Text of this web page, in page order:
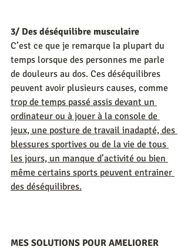
3/ Des déséquilibre musculaire
C’est ce que je remarque la plupart du
temps lorsque des personnes me parle
de douleurs au dos. Ces déséquilibres
peuvent avoir plusieurs causes, comme
trop de temps passé assis devant un
ordinateur ou à jouer à la console de
jeux, une posture de travail inadapté, des
blessures sportives ou de la vie de tous
les jours, un manque d’activité ou bien
même certains sports peuvent entrainer
des déséquilibres.
MES SOLUTIONS POUR AMELIORER